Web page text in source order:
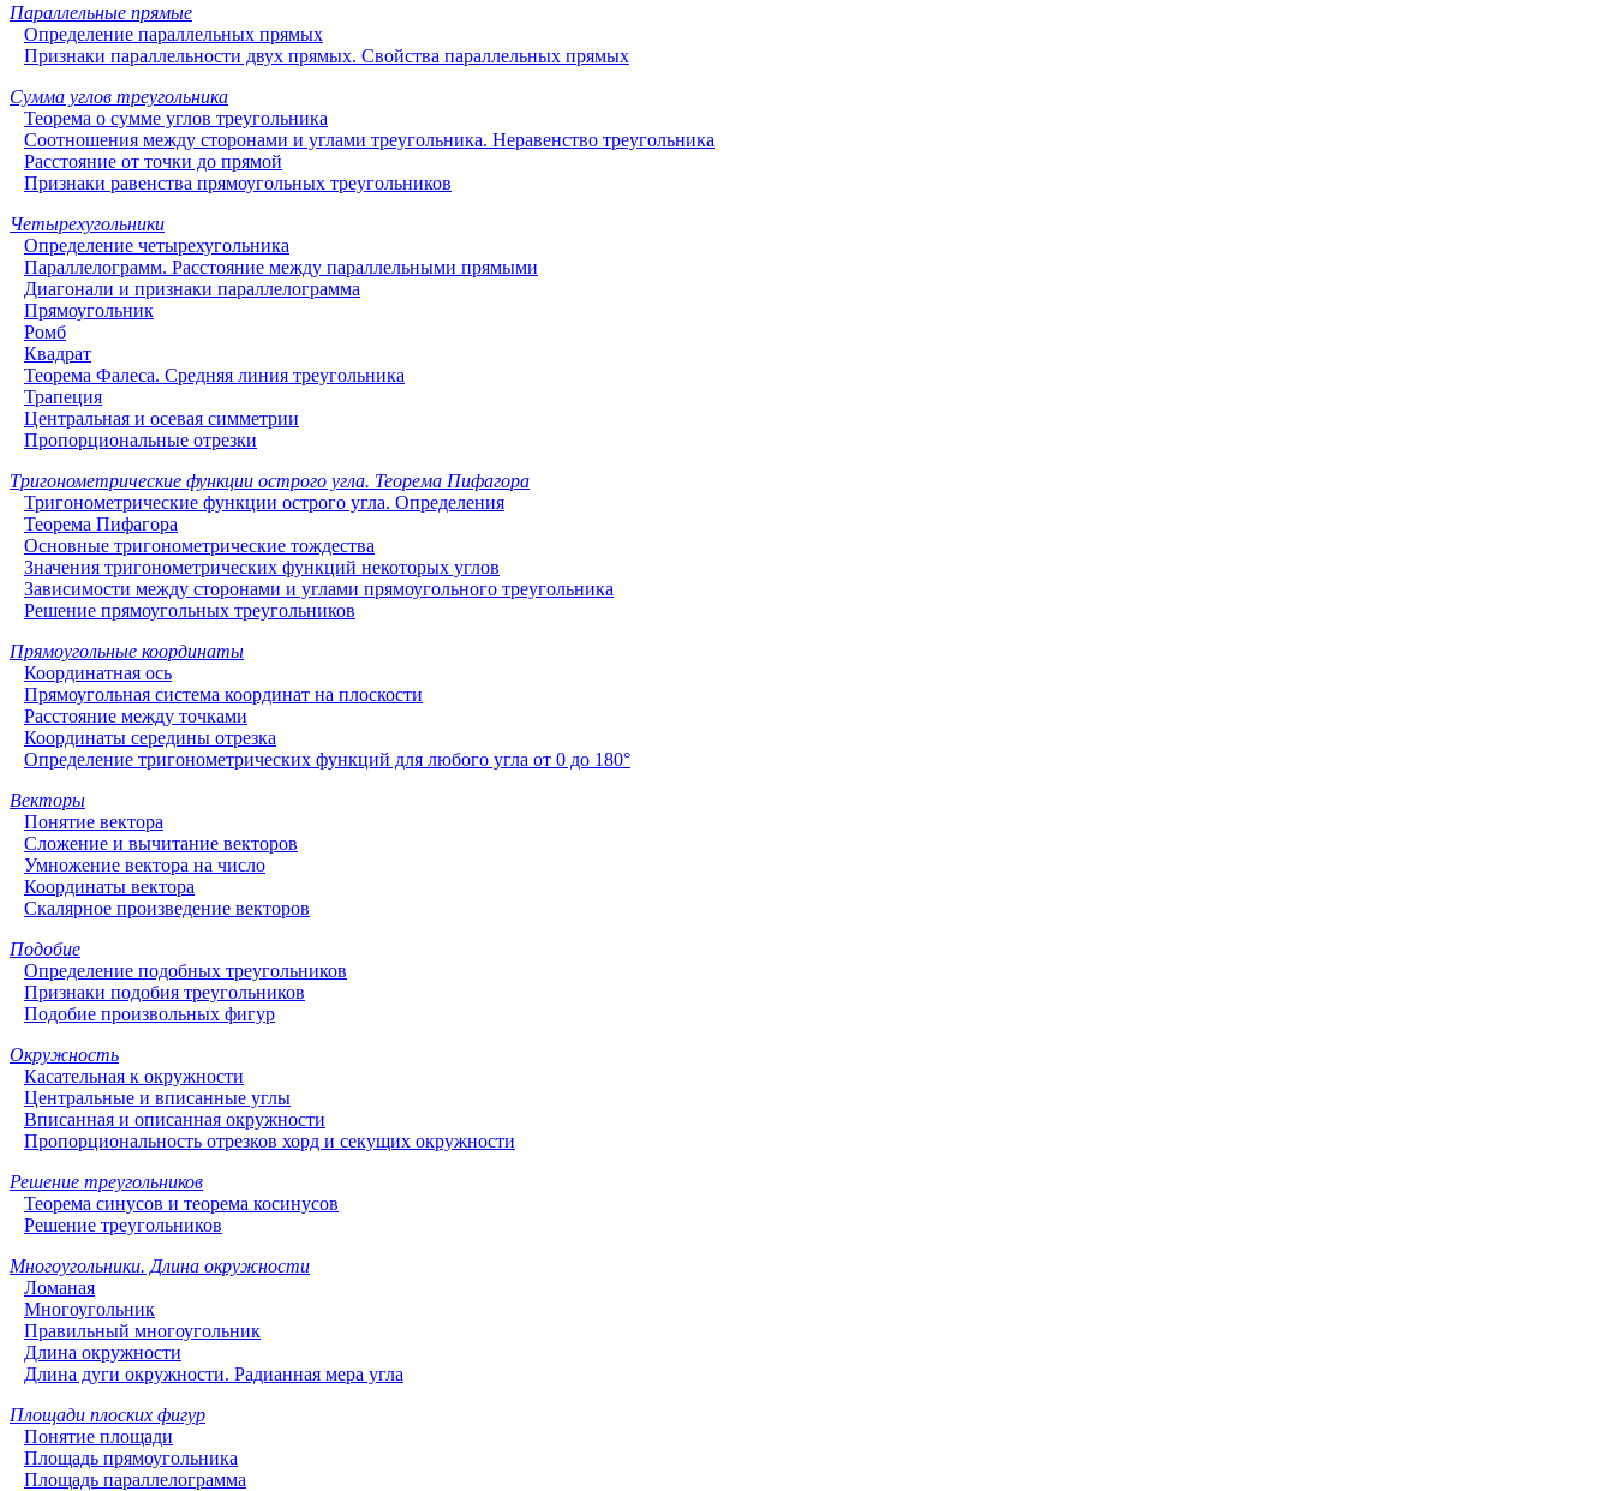
Параллельные прямые
Определение параллельных прямых
Признаки параллельности двух прямых. Свойства параллельных прямых
Сумма углов треугольника
Теорема о сумме углов треугольника
Соотношения между сторонами и углами треугольника. Неравенство треугольника
Расстояние от точки до прямой
Признаки равенства прямоугольных треугольников
Четырехугольники
Определение четырехугольника
Параллелограмм. Расстояние между параллельными прямыми
Диагонали и признаки параллелограмма
Прямоугольник
Ромб
Квадрат
Теорема Фалеса. Средняя линия треугольника
Трапеция
Центральная и осевая симметрии
Пропорциональные отрезки
Тригонометрические функции острого угла. Теорема Пифагора
Тригонометрические функции острого угла. Определения
Теорема Пифагора
Основные тригонометрические тождества
Значения тригонометрических функций некоторых углов
Зависимости между сторонами и углами прямоугольного треугольника
Решение прямоугольных треугольников
Прямоугольные координаты
Координатная ось
Прямоугольная система координат на плоскости
Расстояние между точками
Координаты середины отрезка
Определение тригонометрических функций для любого угла от 0 до 180°
Векторы
Понятие вектора
Сложение и вычитание векторов
Умножение вектора на число
Координаты вектора
Скалярное произведение векторов
Подобие
Определение подобных треугольников
Признаки подобия треугольников
Подобие произвольных фигур
Окружность
Касательная к окружности
Центральные и вписанные углы
Вписанная и описанная окружности
Пропорциональность отрезков хорд и секущих окружности
Решение треугольников
Теорема синусов и теорема косинусов
Решение треугольников
Многоугольники. Длина окружности
Ломаная
Многоугольник
Правильный многоугольник
Длина окружности
Длина дуги окружности. Радианная мера угла
Площади плоских фигур
Понятие площади
Площадь прямоугольника
Площадь параллелограмма